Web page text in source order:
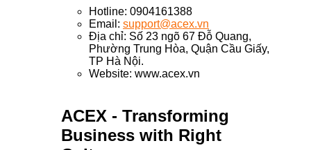
Hotline: 0904161388
Email: support@acex.vn
Địa chỉ: Số 23 ngõ 67 Đỗ Quang,
Phường Trung Hòa, Quận Cầu Giấy,
TP Hà Nội.
Website: www.acex.vn
ACEX - Transforming
Business with Right